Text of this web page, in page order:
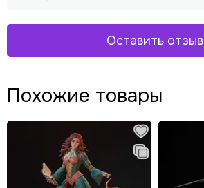
Оставить отзыв
Похожие товары